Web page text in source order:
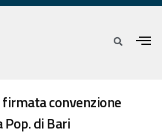
convenzione
Pop. di Bari